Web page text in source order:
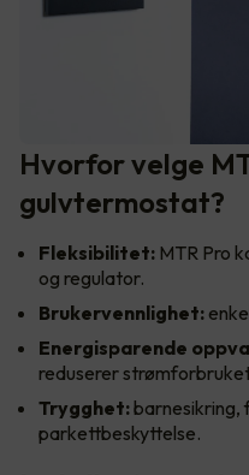
Hvorfor velge
gulvtermostat?
Fleksibilitet: MTR Pro
og regulator.
Brukervennlighet:
Energisparende
reduserer
Trygghet:barnesikring,
parkettbeskyttelse.